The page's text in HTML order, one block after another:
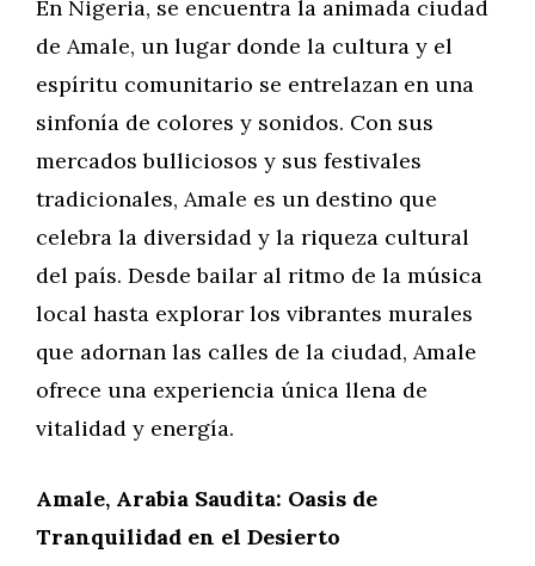
En Nigeria, se encuentra la animada ciudad
de Amale, un lugar donde la cultura y el
espíritu comunitario se entrelazan en una
sinfonía de colores y sonidos. Con sus
mercados bulliciosos y sus festivales
tradicionales, Amale es un destino que
celebra la diversidad y la riqueza cultural
del país. Desde bailar al ritmo de la música
local hasta explorar los vibrantes murales
que adornan las calles de la ciudad, Amale
ofrece una experiencia única llena de
vitalidad y energía.
Amale, Arabia Saudita: Oasis de
Tranquilidad en el Desierto